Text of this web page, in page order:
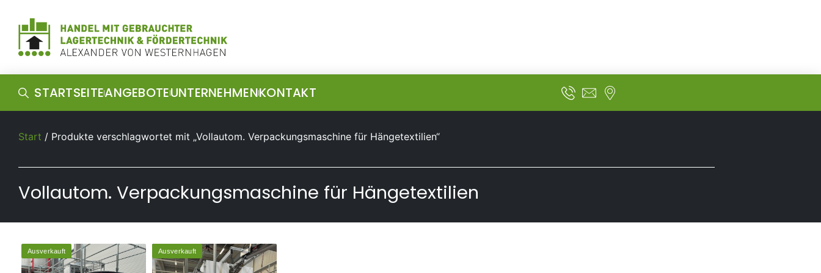
STARTSEITEANGEBOTEUNTERNEHMENKONTAKT
Start / Produkte verschlagwortet mit „Vollautom. Verpackungsmaschine für Hängetextilien“
Vollautom. Verpackungsmaschine für Hängetextilien
Ausverkauft Ausverkauft